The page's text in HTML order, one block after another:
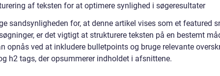
af teksten for at optimere synlighed i søgeresultater
sandsynligheden for, at denne artikel vises som et featured
er det vigtigt at strukturere teksten på en bestemt
opnås ved at inkludere bulletpoints og bruge relevante
h2 tags, der opsummerer indholdet i afsnittene.